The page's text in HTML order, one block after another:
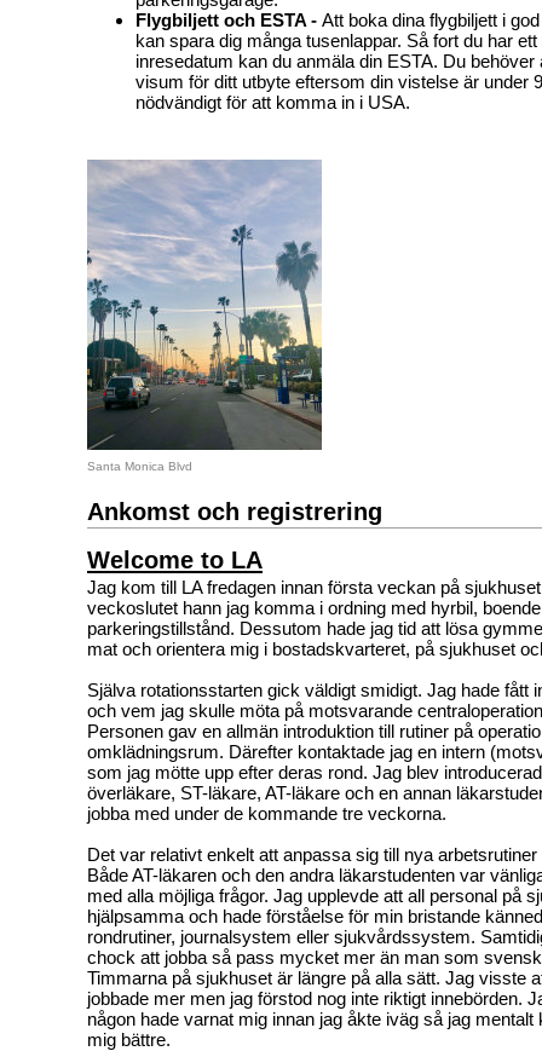
Flygbiljett och ESTA - Att boka dina flygbiljett i
kan spara dig många tusenlappar. Så fort du har
inresedatum kan du anmäla din ESTA. Du behöver
visum för ditt utbyte eftersom din vistelse är under
nödvändigt för att komma in i USA.
Santa Monica Blvd
Ankomst och registrering
Welcome to LA
Jag kom till LA fredagen innan första veckan på
veckoslutet hann jag komma i ordning med hyrbil,
parkeringstillstånd. Dessutom hade jag tid att lösa
mat och orientera mig i bostadskvarteret, på sjukhuset
Själva rotationsstarten gick väldigt smidigt. Jag hade fått
och vem jag skulle möta på motsvarande
Personen gav en allmän introduktion till rutiner på
omklädningsrum. Därefter kontaktade jag en intern
som jag mötte upp efter deras rond. Jag blev
överläkare, ST-läkare, AT-läkare och en annan
jobba med under de kommande tre veckorna.
Det var relativt enkelt att anpassa sig till nya
Både AT-läkaren och den andra läkarstudenten var
med alla möjliga frågor. Jag upplevde att all personal på
hjälpsamma och hade förståelse för min bristande
rondrutiner, journalsystem eller sjukvårdssystem.
chock att jobba så pass mycket mer än man som
Timmarna på sjukhuset är längre på alla sätt. Jag visste
jobbade mer men jag förstod nog inte riktigt innebörden.
någon hade varnat mig innan jag åkte iväg så jag mentalt
mig bättre.